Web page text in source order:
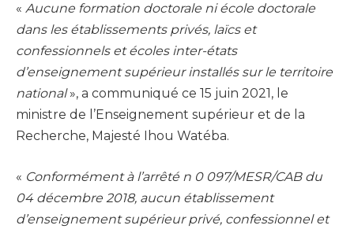
« Aucune formation doctorale ni école doctorale
dans les établissements privés, laïcs et
confessionnels et écoles inter-états
d’enseignement supérieur installés sur le territoire
national», a communiqué ce 15 juin 2021, le
ministre de l’Enseignement supérieur et de la
Recherche, Majesté Ihou Watéba.
« Conformément à l’arrêté n 0 097/MESR/CAB du
04 décembre 2018, aucun établissement
d’enseignement supérieur privé, confessionnel et